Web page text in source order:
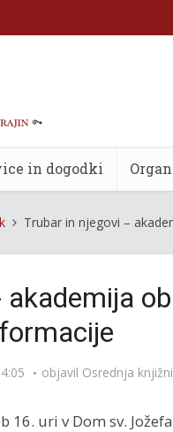
in dogodki
Trubar in njegovi –
objavil Osrednja
16. uri v Dom sv.